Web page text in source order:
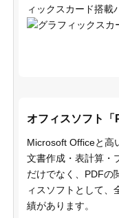
ィックスカード搭載
オフィスソフト「
Microsoft Officeと高
文書作成・表計算・
だけでなく、PDFの
ィスソフトとして、
績があります。